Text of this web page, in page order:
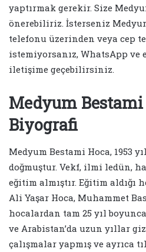
yaptırmak gerekir. Size
önerebiliriz. İsterseniz
telefonu üzerinden veya cep
istemiyorsanız, WhatsApp ve
iletişime geçebilirsiniz.
Medyum Bestami
Biyografi
Medyum Bestami Hoca, 1953
doğmuştur. Vekf, ilmi ledün,
eğitim almıştır. Eğitim aldığı
Ali Yaşar Hoca, Muhammet
hocalardan tam 25 yıl
ve Arabistan’da uzun yıllar
çalışmalar yapmış ve ayrıca